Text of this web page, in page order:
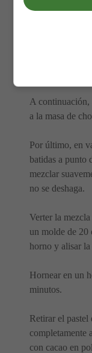
María o en el
A continuación,
a la masa de
Por último, en
batidas a punto
mezclar
no se deshaga.
Verter la mezcla
un molde de 20
horno y alisar
Hornear en un
minutos.
Retirar el
completamente
con cacao en